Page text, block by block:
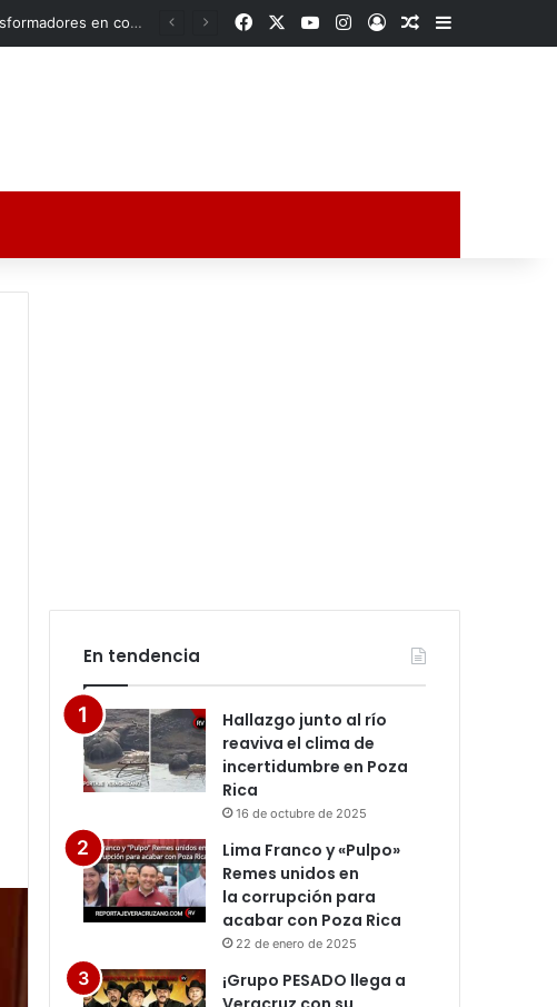
Sheinbaum cierra la puerta al fracking en Tampico-Misantla; Veracruz queda fuera de proyectos de gas no convencional FacebookYouTubeInstagram
AccesoPublicación al
Barra lateral
al azar
En tendencia
Hallazgo junto al río
reaviva el clima de
incertidumbre en Poza
Rica
16 de octubre de 2025
Lima Franco y «Pulpo»
Remes unidos en
la corrupción para
acabar con Poza Rica
22 de enero de 2025
¡Grupo PESADO llega a